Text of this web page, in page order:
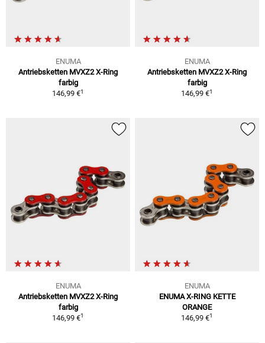
ENUMA
Antriebsketten MVXZ2 X-Ring
farbig
146,99 €1
ENUMA
Antriebsketten MVXZ2 X-Ring
farbig
146,99 €1
ENUMA
Antriebsketten MVXZ2 X-Ring
farbig
146,99 €1
ENUMA
ENUMA X-RING KETTE
ORANGE
146,99 €1